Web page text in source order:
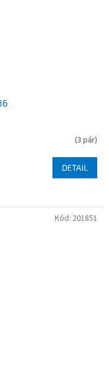
(3 pár)
DETAIL
Kód: 201851